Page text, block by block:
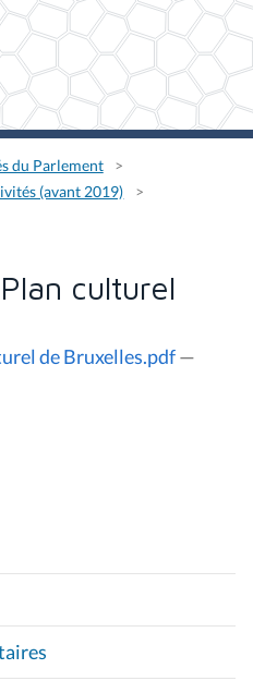
du Parlement
(avant 2019)
culturel
de Bruxelles.pdf—